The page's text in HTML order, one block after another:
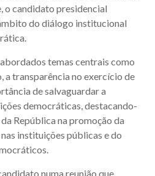
o candidato presidencial
do diálogo institucional
temas centrais como
a transparência no exercício de
de salvaguardar a
democráticas, destacando-
República na promoção da
instituições públicas e do
numa reunião que